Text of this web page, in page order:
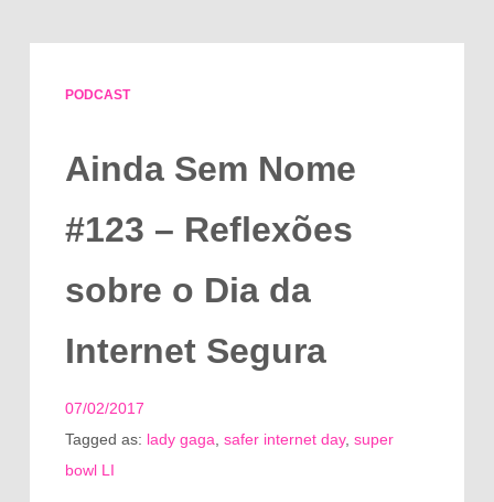
PODCAST
Ainda Sem Nome
#123 – Reflexões
sobre o Dia da
Internet Segura
07/02/2017
Tagged as: lady gaga safer internet day, super
bowl LI